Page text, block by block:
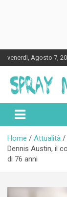
to
content
venerdì, Agosto 7,
Home
Attualità
Dennis Austin, il
di 76 anni